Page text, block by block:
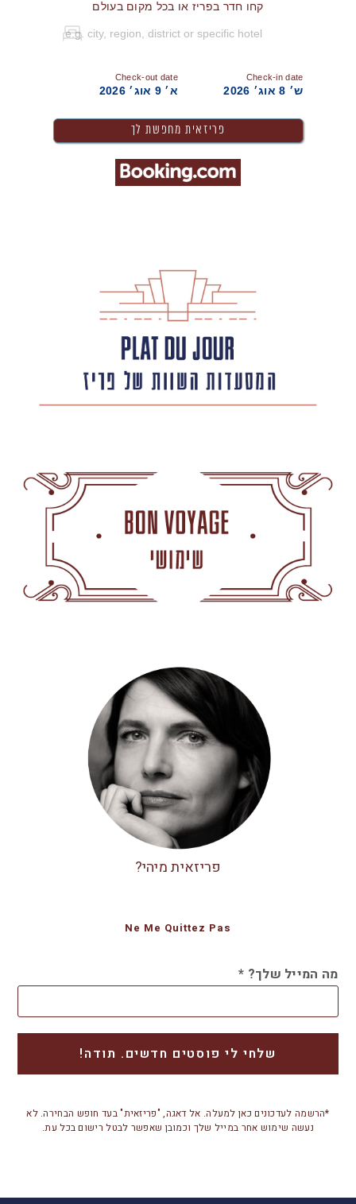
קחו חדר בפריז או בכל מקום בעולם
Check-in date
ש׳ 8 אוג׳ 2026
Check-out date
א׳ 9 אוג׳ 2026
פריזאית מיהי?
Ne Me Quittez Pas
מה המייל שלך? *
*הרשמה לעדכונים כאן למעלה. אל דאגה, "פריזאית" בעד חופש הבחירה. לא
נעשה שימוש אחר במייל שלך וכמובן שאפשר לבטל רישום בכל עת.